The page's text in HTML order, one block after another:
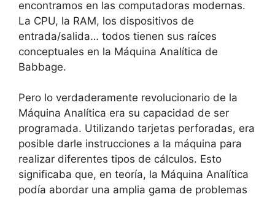
encontramos en las computadoras modernas.
La CPU, la RAM, los dispositivos de
entrada/salida… todos tienen sus raíces
conceptuales en la Máquina Analítica de
Babbage.
Pero lo verdaderamente revolucionario de la
Máquina Analítica era su capacidad de ser
programada. Utilizando tarjetas perforadas, era
posible darle instrucciones a la máquina para
realizar diferentes tipos de cálculos. Esto
significaba que, en teoría, la Máquina Analítica
podía abordar una amplia gama de problemas